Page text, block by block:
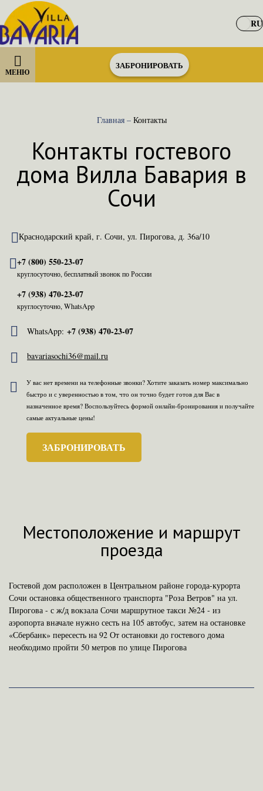
RU
МЕНЮ
ЗАБРОНИРОВАТЬ
Главная – Контакты
Контакты гостевого
дома Вилла Бавария в
Сочи
Краснодарский край, г. Сочи, ул. Пирогова, д. 36а/10
+7 (800) 550-23-07
круглосуточно, бесплатный звонок по России
+7 (938) 470-23-07
круглосуточно, WhatsApp
WhatsApp: +7 (938) 470-23-07
bavariasochi36@mail.ru
У вас нет времени на телефонные звонки? Хотите заказать номер максимально
быстро и с уверенностью в том, что он точно будет готов для Вас в
назначенное время? Воспользуйтесь формой онлайн-бронирования и получайте
самые актуальные цены!
ЗАБРОНИРОВАТЬ
Местоположение и маршрут
проезда
Гостевой дом расположен в Центральном районе города-курорта
Сочи остановка общественного транспорта "Роза Ветров" на ул.
Пирогова - с ж/д вокзала Сочи маршрутное такси №24 - из
аэропорта вначале нужно сесть на 105 автобус, затем на остановке
«Сбербанк» пересесть на 92 От остановки до гостевого дома
необходимо пройти 50 метров по улице Пирогова